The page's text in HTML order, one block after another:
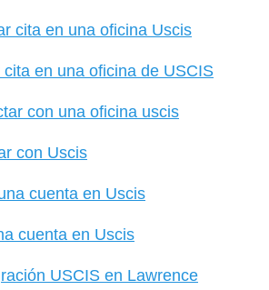
en una oficina de USCIS
con Uscis
cuenta en Uscis
USCIS en Lawrence